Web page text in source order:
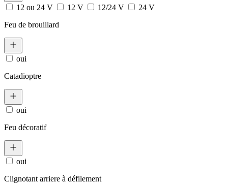
12 ou 24 V 12 V 12/24 V
24 V
Feu de brouillard
oui
Catadioptre
oui
Feu décoratif
oui
Clignotant arriere à défilement